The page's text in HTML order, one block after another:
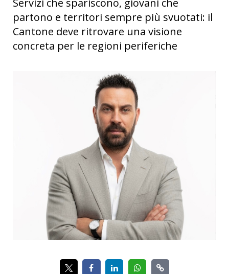
Servizi che spariscono, giovani che
partono e territori sempre più svuotati: il
Cantone deve ritrovare una visione
concreta per le regioni periferiche